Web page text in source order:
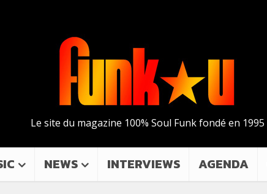
Le site du magazine 100% Soul Funk fondé en 1995
NEWS INTERVIEWS AGENDA